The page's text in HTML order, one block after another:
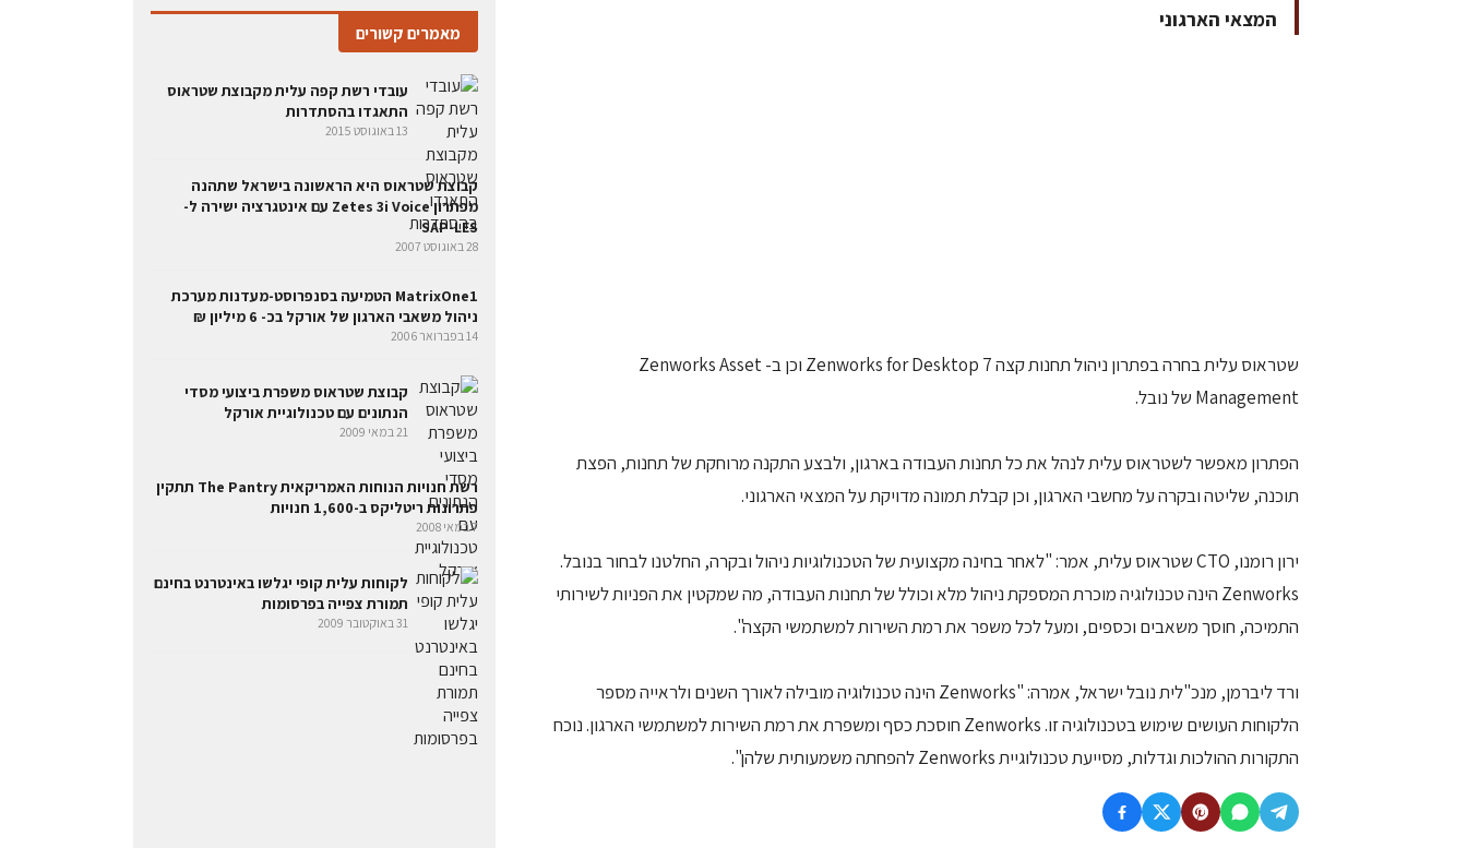
המצאי הארגוני
שטראוס עלית בחרה בפתרון ניהול תחנות קצה Zenworks for Desktop 7 וכן ב- Zenworks Asset
Management של נובל.
הפתרון מאפשר לשטראוס עלית לנהל את כל תחנות העבודה בארגון, ולבצע התקנה מרוחקת של תחנות, הפצת
תוכנה, שליטה ובקרה על מחשבי הארגון, וכן קבלת תמונה מדויקת על המצאי הארגוני.
ירון רומנו, CTO שטראוס עלית, אמר: "לאחר בחינה מקצועית של הטכנולוגיות ניהול ובקרה, החלטנו לבחור בנובל.
Zenworks הינה טכנולוגיה מוכרת המספקת ניהול מלא וכולל של תחנות העבודה, מה שמקטין את הפניות לשירותי
התמיכה, חוסך משאבים וכספים, ומעל לכל משפר את רמת השירות למשתמשי הקצה".
ורד ליברמן, מנכ"לית נובל ישראל, אמרה: "Zenworks הינה טכנולוגיה מובילה לאורך השנים ולראייה מספר
הלקוחות העושים שימוש בטכנולוגיה זו. Zenworks חוסכת כסף ומשפרת את רמת השירות למשתמשי הארגון. נוכח
התקורות ההולכות וגדלות, מסייעת טכנולוגיית Zenworks להפחתה משמעותית שלהן".
מאמרים קשורים
עובדי רשת קפה עלית מקבוצת שטראוס
התאגדו בהסתדרות
13 באוגוסט 2015
קבוצת שטראוס היא הראשונה בישראל שתהנה
מפתרון Zetes 3i Voice עם אינטגרציה ישירה ל-
SAP-LES
28 באוגוסט 2007
MatrixOne1 הטמיעה בסנפרוסט-מעדנות מערכת
ניהול משאבי הארגון של אורקל בכ- 6 מיליון ₪
14 בפברואר 2006
קבוצת שטראוס משפרת ביצועי מסדי
הנתונים עם טכנולוגיית אורקל
21 במאי 2009
רשת חנויות הנוחות האמריקאית The Pantry תתקין
פתרונות ריטליקס ב-1,600 חנויות
7 במאי 2008
לקוחות עלית קופי יגלשו באינטרנט בחינם
תמורת צפייה בפרסומות
31 באוקטובר 2009